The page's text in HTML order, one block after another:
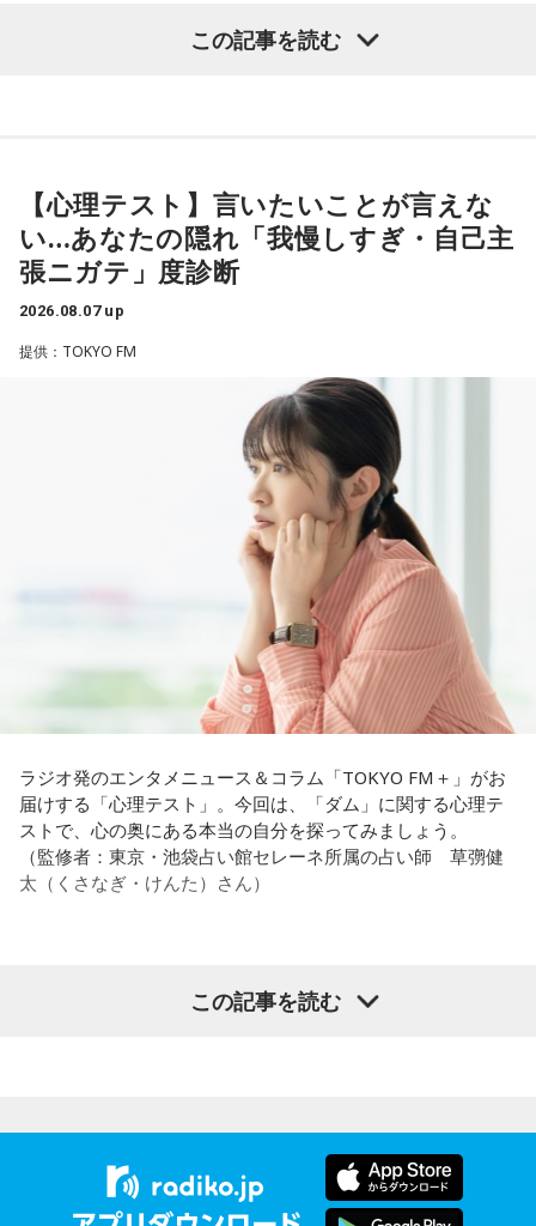
「あ、自分もバンドできるんだ」みたいな、そういうときの
ワクワク感のようなものが、いろんな不安や葛藤を飛び越え
ちゃうみたいな、そういうバイタリティのある曲だなと思い
ます。歌詞は自分と向き合っている部分も結構あるんですけ
ど、音像がかなり爽やかなので、そういうものを飛び越えて
次回8月8日（土）の放送は、シンガーソングライター・バー
チャルYouTuberのぼっちぼろまるさんをゲストに迎えてお届
----------------------------------------------------
この日の放送をradikoタイムフリーで聴く
※放送エリア外の方は、プレミアム会員の登録でご利用いた
----------------------------------------------------
番組名：JA全農 COUNTDOWN JAPAN
放送エリア：TOKYO FMをはじめとする、JFN全国38局ネッ
パーソナリティ：遠山大輔（グランジ）、潮紗理菜
番組Webサイト：https://www.tfm.co.jp/countdownjapan/
番組公式X：@JA_CDJ
てすごく大事なんですよね。だから、よりスピリチュアルを
発揮したいと思う場合には、フィジカルをとても大切にする
性を語ります。
江原：やっぱり、集中力が欠けちゃうしね。だからご飯を食
べて、新しいお家を建てればまたよく寝られたりすると思う
けれど、そういう風な自分自身のメンテナンスというか、そ
れを大事にして、コンディションを常に最高に整えるという
ことであれば、もしかしたら悩んでいた時期は体調が不安定
ところが、何かふと不安になっちゃったりするでしょう。
例えば、小さいお子さんがいるときって、やっぱり楽しいけ
れど身体がついていけないときって、ちょっと子育てが憂鬱
になったりする時って出ちゃうじゃないですか。子どもの元
気な「キャー！」というのも、元気なときには「もう！」と
いうくらいで済むけれど、頭が痛いときはキツイもんね。そ
自分の体力、コンディション。「元気」の「気」は中がお米
（氣）だから、しっかり食べて、元気をつけていってくださ
い。それも、仕事のうちです。
●江原啓之 今夜の格言
「フィジカルはスピリチュアルの基本です」
放送日時：TOKYO FM／FM 大阪 毎週日曜 22:00～22:25、エ
フエム山陰 毎週土曜 12:30～12:55
れることがあります。病気だからと割り切って仕事に就いて
いるのですが、心が疲れてきています。私生活は充実してお
り、夫と新しく家を建てるためにも仕事は辞められません。
仕事がつらいからこそ私生活が充実する、幸せになるぞとい
の心持ちについてアドバイスをいただけないでしょうか？
――患者からの暴言や暴力に心が折れそうになりながらも、
過酷な現場で奮闘する看護師の相談に対し、江原は「意外な
ことを申し上げるようだけれど……」と前置きした上で、具体
的なアドバイスを提示しました。
江原：私はね、ちょっと意外なことを申し上げるようだけれ
ど、「体力」だと思います。やっぱり、ちゃんと食べて、よ
く寝る。で、やっぱり看護師さんって不規則でしょう？ 夜勤
とかね。いろいろとシフトがあるから、身体のコンディショ
ンを持っていくのがとっても大変だと思うの。
これ、ばかにならなくて、私、いつもフィジカルとスピリチ
と言っているんです。昔から「健全な身体に健全な精神宿
る」って言いますでしょう？
それは、例えばご病気の方とかはダメだとか、そういう風に
差別しているわけではなくてね。私達、コンディションが良
やっぱり、この世に生きている限りは、フィジカルなことっ
――精神力を支えるのは徹底した体調管理であると説く江
原。さらに、日常生活におけるコンディションづくりの重要
性を語ります。
この記事を読む
【心理テスト】言いたいことが言えな
い…あなたの隠れ「我慢しすぎ・自己主
張ニガテ」度診断
2026.08.07 up
提供：TOKYO FM
ラジオ発のエンタメニュース＆コラム「TOKYO FM＋」がお
届けする「心理テスト」。今回は、「ダム」に関する心理テ
ストで、心の奥にある本当の自分を探ってみましょう。
（監修者：東京・池袋占い館セレーネ所属の占い師 草彅健
太（くさなぎ・けんた）さん）
山奥の大きなダムを見学しているあなた。
次の中から近いものを1つ選んでください。
この記事を読む